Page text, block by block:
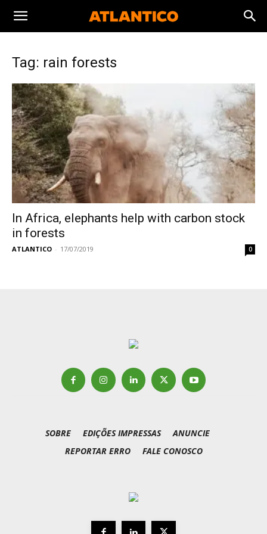
Tag: rain forests
In Africa, elephants help with carbon stock
in forests
ATLANTICO - 17/07/2019 0
SOBRE EDIÇÕES IMPRESSAS
ANUNCIE
REPORTAR ERRO
FALE CONOSCO